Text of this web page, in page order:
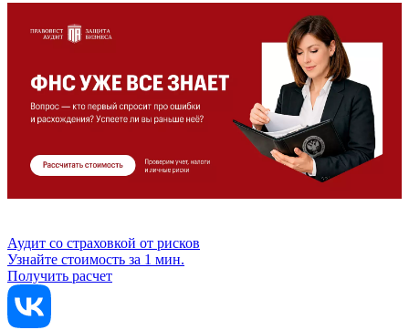
Аудит со страховкой от рисков
Узнайте стоимость за 1 мин.
Получить расчет